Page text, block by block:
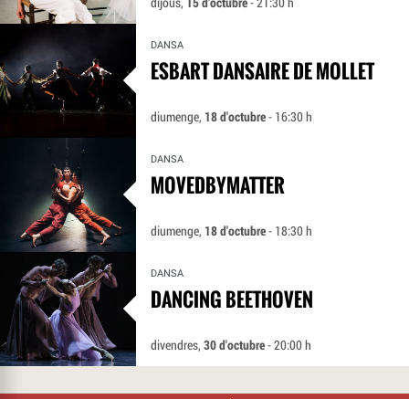
DANSA
ESBART DANSAIRE DE MOLLET
diumenge, 18 d'octubre- 16:30 h
DANSA
MOVEDBYMATTER
diumenge, 18 d'octubre- 18:30 h
DANSA
DANCING BEETHOVEN
divendres,30 d'octubre- 20:00 h